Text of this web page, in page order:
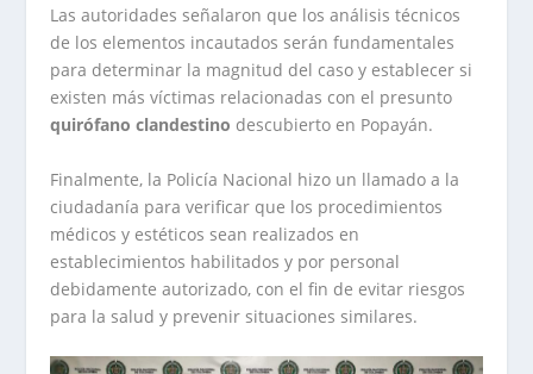
Las autoridades señalaron que los análisis técnicos
de los elementos incautados serán fundamentales
para determinar la magnitud del caso y establecer si
existen más víctimas relacionadas con el presunto
quirófano clandestino descubierto en Popayán.
Finalmente, la Policía Nacional hizo un llamado a la
ciudadanía para verificar que los procedimientos
médicos y estéticos sean realizados en
establecimientos habilitados y por personal
debidamente autorizado, con el fin de evitar riesgos
para la salud y prevenir situaciones similares.